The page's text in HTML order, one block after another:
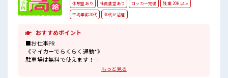
休憩室あり
社員食堂あり ロッカー完備
残業 20H以上
平均年齢20代
30代が活躍
おすすめポイント
■お仕事PR
《マイカーでらくらく通勤*》
駐車場は無料で使えます！
車・バイク・自転車・電車通勤OK！
もっと見る